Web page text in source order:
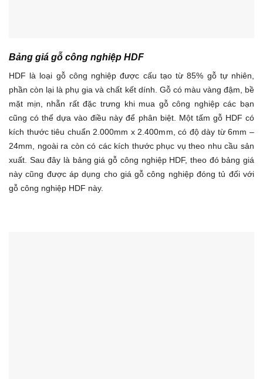
Bảng giá gỗ công nghiệp HDF
HDF là loại gỗ công nghiệp được cấu tạo từ 85% gỗ tự nhiên,
phần còn lại là phụ gia và chất kết dính. Gỗ có màu vàng đậm, bề
mặt mịn, nhẵn rất đặc trưng khi mua gỗ công nghiệp các bạn
cũng có thể dựa vào điều này để phân biệt. Một tấm gỗ HDF có
kích thước tiêu chuẩn 2.000mm x 2.400mm, có độ dày từ 6mm –
24mm, ngoài ra còn có các kích thước phục vụ theo nhu cầu sản
xuất. Sau đây là bảng giá gỗ công nghiệp HDF, theo đó bảng giá
này cũng được áp dụng cho giá gỗ công nghiệp đóng tủ đối với
gỗ công nghiệp HDF này.